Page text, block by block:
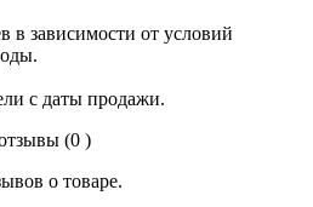
в зависимости от условий
с даты продажи.
(0 )
о товаре.